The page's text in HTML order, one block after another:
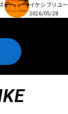
イケシブリユ
2026/05/28